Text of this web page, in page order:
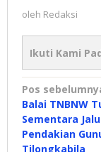
oleh Redaksi
Ikuti Kami
Navigasi
pos
Pos
Balai TNBNW
Sementara
Pendakian
Tilongkabila